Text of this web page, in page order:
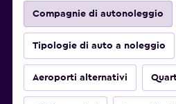
Compagnie di autonoleggio
Tipologie di auto a noleggio
Aeroporti alternativi